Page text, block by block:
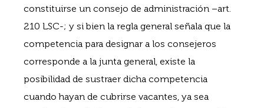
constituirse un consejo de administración –art.
210 LSC-; y si bien la regla general señala que la
competencia para designar a los consejeros
corresponde a la junta general, existe la
posibilidad de sustraer dicha competencia
cuando hayan de cubrirse vacantes, ya sea